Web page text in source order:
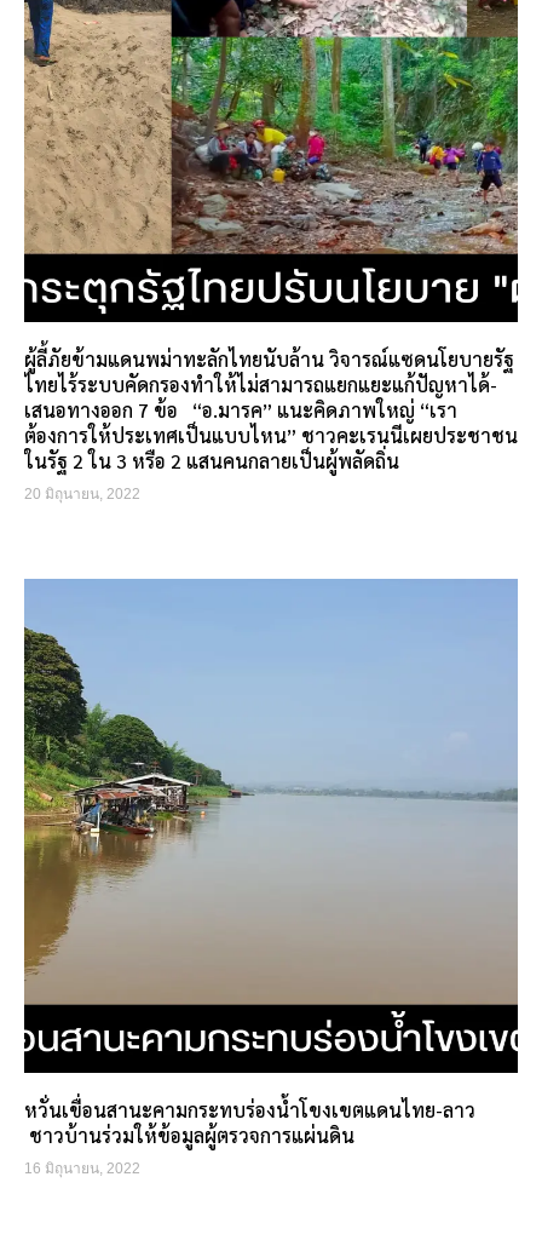
ผู้ลี้ภัยข้ามแดนพม่าทะลักไทยนับล้าน วิจารณ์แซดนโยบายรัฐ
ไทยไร้ระบบคัดกรองทำให้ไม่สามารถแยกแยะแก้ปัญหาได้-
เสนอทางออก 7 ข้อ “อ.มารค” แนะคิดภาพใหญ่ “เรา
ต้องการให้ประเทศเป็นแบบไหน” ชาวคะเรนนีเผยประชาชน
ในรัฐ 2 ใน 3 หรือ 2 แสนคนกลายเป็นผู้พลัดถิ่น
20 มิถุนายน, 2022
หวั่นเขื่อนสานะคามกระทบร่องน้ำโขงเขตแดนไทย-ลาว
ชาวบ้านร่วมให้ข้อมูลผู้ตรวจการแผ่นดิน
16 มิถุนายน, 2022